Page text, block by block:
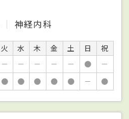
神経内科
火 水 木 金 土 日
祝
－ － － － － ●
－
● ● ● ● ● － ●